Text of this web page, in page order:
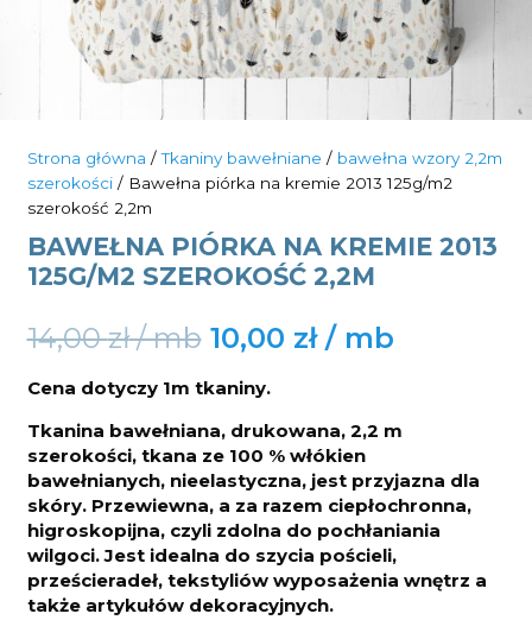
Strona główna /Tkaniny bawełniane / bawełna wzory 2,2m
szerokości/ Bawełna piórka na kremie 2013 125g/m2
szerokość 2,2m
BAWEŁNA PIÓRKA NA KREMIE 2013
125G/M2 SZEROKOŚĆ 2,2M
14,00zł
Original
price
was:
14,00 zł.
10,00 zł
Current
Cena dotyczy 1m tkaniny.
Tkanina bawełniana, drukowana, 2,2 m
szerokości, tkana ze 100 % włókien
bawełnianych, nieelastyczna, jest przyjazna dla
skóry. Przewiewna, a za razem ciepłochronna,
higroskopijna, czyli zdolna do pochłaniania
wilgoci. Jest idealna do szycia pościeli,
prześcieradeł, tekstyliów wyposażenia wnętrz a
także artykułów dekoracyjnych.